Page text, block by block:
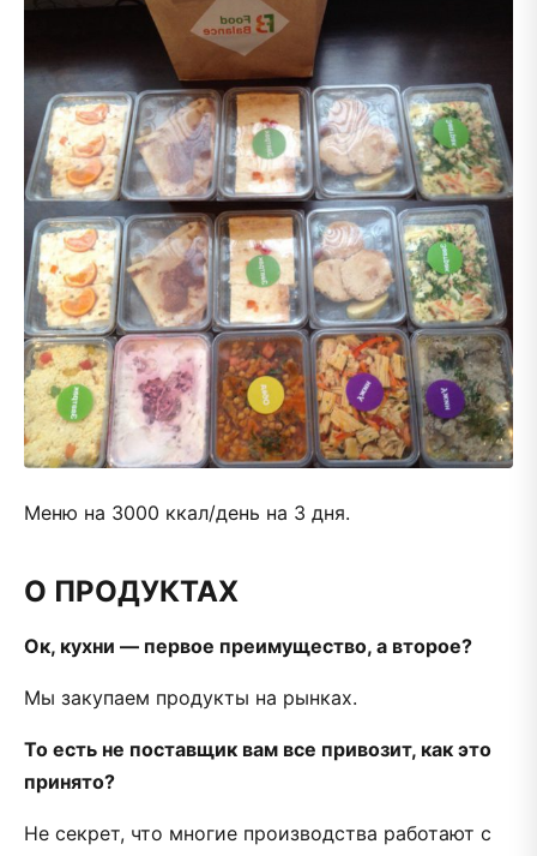
Меню на 3000 ккал/день на 3 дня.
О ПРОДУКТАХ
Ок, кухни — первое преимущество, а второе?
Мы закупаем продукты на рынках.
То есть не поставщик вам все привозит, как это
принято?
Не секрет, что многие производства работают с